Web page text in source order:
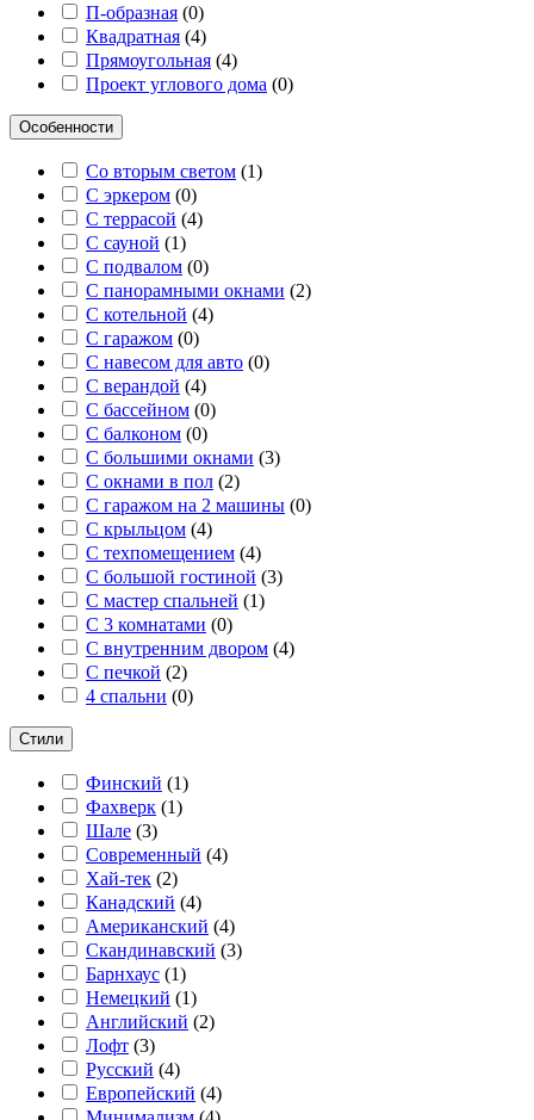
П-образная (0)
Квадратная (4)
Прямоугольная (4)
Проект углового дома (0)
Особенности
Со вторым светом (1)
С эркером (0)
С террасой (4)
С сауной (1)
С подвалом (0)
С панорамными окнами (2)
С котельной (4)
С гаражом (0)
С навесом для авто (0)
С верандой (4)
С бассейном (0)
С балконом (0)
С большими окнами (3)
С окнами в пол (2)
С гаражом на 2 машины (0)
С крыльцом (4)
С техпомещением (4)
С большой гостиной (3)
С мастер спальней (1)
С 3 комнатами (0)
С внутренним двором (4)
С печкой (2)
4 спальни (0)
Стили
Финский (1)
Фахверк (1)
Шале (3)
Современный (4)
Хай-тек (2)
Канадский (4)
Американский (4)
Скандинавский (3)
Барнхаус (1)
Немецкий (1)
Английский (2)
Лофт (3)
Русский (4)
Европейский (4)